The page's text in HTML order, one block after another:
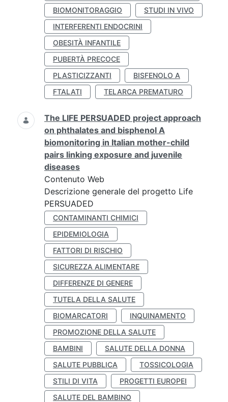
BIOMONITORAGGIO
STUDI IN VIVO
INTERFERENTI ENDOCRINI
OBESITÀ INFANTILE
PUBERTÀ PRECOCE
PLASTICIZZANTI
BISFENOLO A
FTALATI
TELARCA PREMATURO
The LIFE PERSUADED project approach
on phthalates and bisphenol A
biomonitoring in Italian mother-child
pairs linking exposure and juvenile
diseases
Contenuto Web
Descrizione generale del progetto Life
PERSUADED
CONTAMINANTI CHIMICI
EPIDEMIOLOGIA
FATTORI DI RISCHIO
SICUREZZA ALIMENTARE
DIFFERENZE DI GENERE
TUTELA DELLA SALUTE
BIOMARCATORI
INQUINAMENTO
PROMOZIONE DELLA SALUTE
BAMBINI
SALUTE DELLA DONNA
SALUTE PUBBLICA
TOSSICOLOGIA
STILI DI VITA
PROGETTI EUROPEI
SALUTE DEL BAMBINO